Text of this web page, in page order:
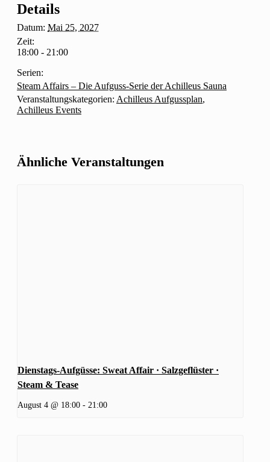
Details
Datum: Mai 25, 2027
Zeit:
18:00 - 21:00
Serien:
Steam Affairs – Die Aufguss-Serie der Achilleus Sauna
Veranstaltungskategorien: Achilleus Aufgussplan,
Achilleus Events
Ähnliche Veranstaltungen
Dienstags-Aufgüsse: Sweat Affair · Salzgeflüster ·
Steam & Tease
August 4 @ 18:00 - 21:00